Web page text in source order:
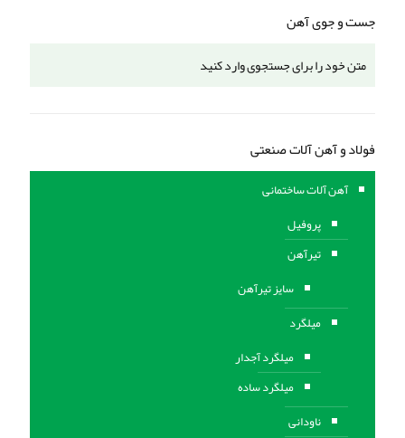
جست و جوی آهن
فولاد و آهن آلات صنعتی
آهن آلات ساختمانی
پروفیل
تیرآهن
سایز تیرآهن
میلگرد
میلگرد آجدار
میلگرد ساده
ناودانی